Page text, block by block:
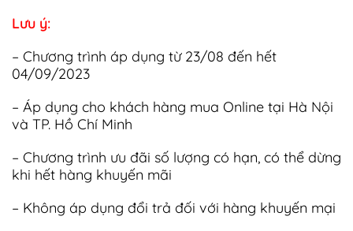
Lưu ý:
– Chương trình áp dụng từ 23/08 đến hết
04/09/2023
– Áp dụng cho khách hàng mua Online tại Hà Nội
và TP. Hồ Chí Minh
– Chương trình ưu đãi số lượng có hạn, có thể dừng
khi hết hàng khuyến mãi
– Không áp dụng đổi trả đối với hàng khuyến mại